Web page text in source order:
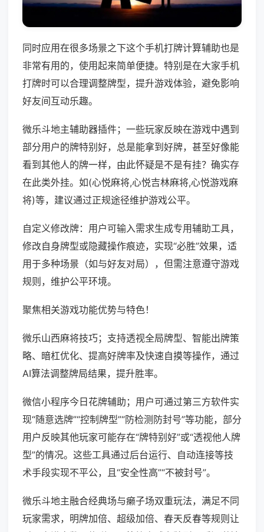
同时应用在很多场景之下这个手机打牌计算辅助也是
非常有用的，使用起来简单便捷。特别是在大家手机
打牌时可以合理调整牌型，提升游戏体验，避免影响
好友间互动乐趣。
微乐斗地主辅助器插件；一些玩家反映在游戏中遇到
部分用户的牌特别好，总是能拿到好牌，甚至好像能
看到其他人的牌一样，由此怀疑是不是有挂？确实存
在此类外挂。如(心悦麻将,心悦吉林麻将,心悦游戏麻
将)等，建议通过正规途径维护游戏公平。
自定义修改牌：用户可输入需求生成专用辅助工具，
修改自身牌型或隐藏操作痕迹，实现“必胜”效果，适
用于多种场景（如与好友对局），但需注意遵守游戏
规则，维护公平环境。
聚焦相关游戏功能优势与特色！
微乐山西麻将技巧；支持透视全局牌型、智能出牌策
略、暗杠优化、提高好牌率及快速自摸等操作，通过
AI算法调整牌局结果，提升胜率。
微信小程序今日花牌辅助；用户可通过第三方软件实
现“随意选牌”“控制牌型”“防检测防封号”等功能，部分
用户反映其他玩家可能存在“牌特别好”或“透视他人牌
型”的情况。这些工具通过后台运行、自动连接等技
术手段实现不平公，且“安全性高”“不被封号”。
微乐斗地主融合经典场与癞子场双重玩法，满足不同
玩家需求，明牌加倍、超级加倍、春天反春等规则让